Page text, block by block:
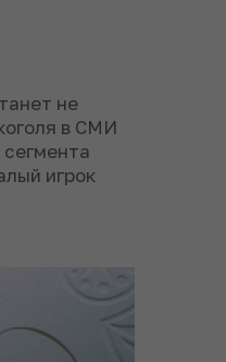
не
в СМИ
игрок